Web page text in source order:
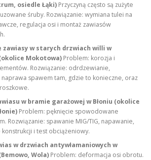
osiedle Łąki)Przyczyną często są zużyte
śruby. Rozwiązanie: wymiana tulei na
regulacja osi i montaż zawiasów
zawiasy w starych drzwiach willi w
Mokotowa)Problem: korozja i
Rozwiązanie: odrdzewianie,
spawem tam, gdzie to konieczne, oraz
w bramie garażowej w Błoniu (okolice
Problem: pęknięcie spowodowane
Rozwiązanie: spawanie MIG/TIG, napawanie,
i test obciążeniowy.
w drzwiach antywłamaniowych w
Wola)Problem: deformacja osi obrotu.